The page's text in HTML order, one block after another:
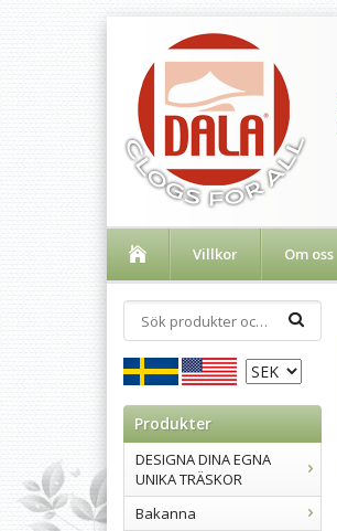
Villkor Om oss
Produkter
DESIGNA DINA EGNA
UNIKA TRÄSKOR
Bakanna